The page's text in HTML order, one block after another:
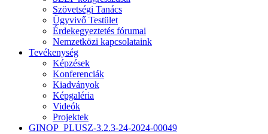
Szövetségi Tanács
Ügyvivő Testület
Érdekegyeztetés fórumai
Nemzetközi kapcsolataink
Tevékenység
Képzések
Konferenciák
Kiadványok
Képgaléria
Videók
Projektek
GINOP_PLUSZ-3.2.3-24-2024-00049